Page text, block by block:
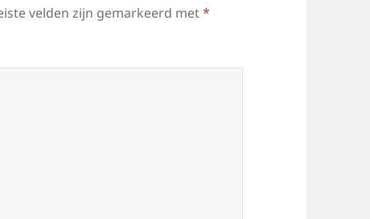
velden zijn gemarkeerd met*